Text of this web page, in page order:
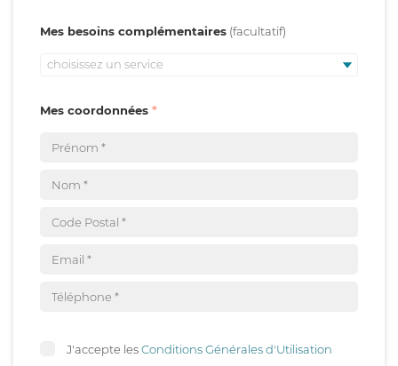
Mes besoins complémentaires
choisissez un service
Mes coordonnées
J'accepte lesConditions Générales d'Utilisation